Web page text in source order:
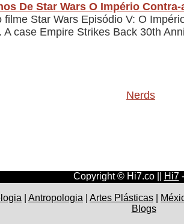
De Star Wars O Império Contra-
Star Wars Episódio V: O
case Empire Strikes Back 30th
Nerds
Copyright © Hi7.co || Hi7-
Antropologia Artes Plásticas
Blogs